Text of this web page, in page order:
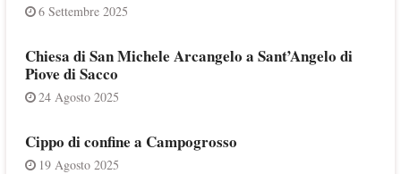
6 Settembre 2025
Chiesa di San Michele Arcangelo a Sant’Angelo di
Piove di Sacco
24 Agosto 2025
Cippo di confine a Campogrosso
19 Agosto 2025